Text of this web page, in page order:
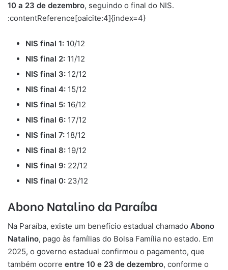
10 a 23 de dezembro, seguindo o final do NIS.
:contentReference[oaicite:4]{index=4}
NIS final 1: 10/12
NIS final 2: 11/12
NIS final 3: 12/12
NIS final 4: 15/12
NIS final 5: 16/12
NIS final 6: 17/12
NIS final 7: 18/12
NIS final 8: 19/12
NIS final 9: 22/12
NIS final 0: 23/12
Abono Natalino da Paraíba
Na Paraíba, existe um benefício estadual chamado Abono
Natalino, pago às famílias do Bolsa Família no estado. Em
2025, o governo estadual confirmou o pagamento, que
também ocorre entre 10 e 23 de dezembro, conforme o